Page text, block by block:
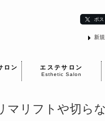
ポス
新
ロン エステサロン
Esthetic Salon
マリフトや切ら